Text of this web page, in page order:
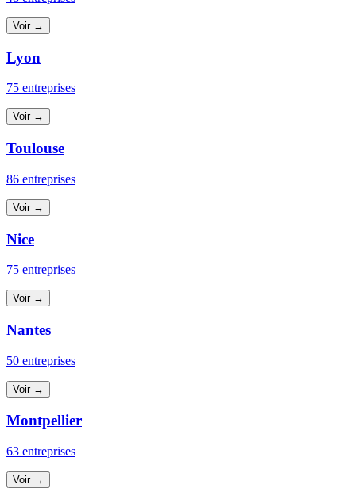
Voir →
Lyon
75 entreprises
Voir →
Toulouse
86 entreprises
Voir →
Nice
75 entreprises
Voir →
Nantes
50 entreprises
Voir →
Montpellier
63 entreprises
Voir →